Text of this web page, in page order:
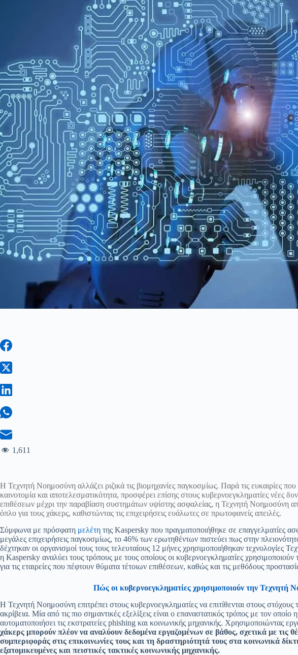
1,611
Η Τεχνητή Νοημοσύνη αλλάζει ριζικά τις βιομηχανίες παγκοσμίως. Παρά τις ευκαιρίες
καινοτομία και αποτελεσματικότητα, προσφέρει επίσης στους κυβερνοεγκληματίες νέες
επιθέσεων μέχρι την παραβίαση συστημάτων υψίστης ασφαλείας, η Τεχνητή Νοημοσύνη
όπλο για τους χάκερς, καθιστώντας τις επιχειρήσεις ευάλωτες σε πρωτοφανείς απειλές.
Σύμφωνα με πρόσφατη μελέτη της Kaspersky που πραγματοποιήθηκε σε επαγγελματίες
μεγάλες επιχειρήσεις παγκοσμίως, το 46% των ερωτηθέντων πιστεύει πως στην
δέχτηκαν οι οργανισμοί τους τους τελευταίους 12 μήνες χρησιμοποιήθηκαν τεχνολογίες
η Kaspersky αναλύει τους τρόπους με τους οποίους οι κυβερνοεγκληματίες
για τις εταιρείες που πέφτουν θύματα τέτοιων επιθέσεων, καθώς και τις μεθόδους
Πώς οι κυβερνοεγκληματίες χρησιμοποιούν την Τεχνητή
Η Τεχνητή Νοημοσύνη επιτρέπει στους κυβερνοεγκληματίες να επιτίθενται στους στόχους
ακρίβεια. Μία από τις πιο σημαντικές εξελίξεις είναι ο επαναστατικός τρόπος με τον
αυτοματοποιήσει τις εκστρατείες phishing και κοινωνικής μηχανικής. Χρησιμοποιώντας
χάκερς μπορούν πλέον να αναλύουν δεδομένα εργαζομένων σε βάθος, σχετικά με τις
συμπεριφοράς στις επικοινωνίες τους και τη δραστηριότητά τους στα κοινωνικά
εξατομικευμένες και πειστικές τακτικές κοινωνικής μηχανικής.